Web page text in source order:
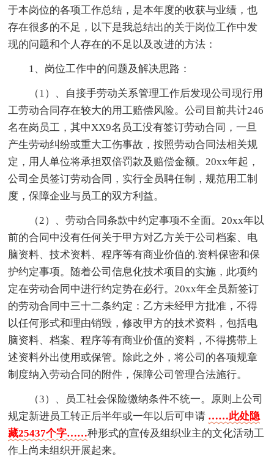
于本岗位的各项工作总结，是本年度的收获与业绩，也
存在很多的不足，以下是我总结出的关于岗位工作中发
现的问题和个人存在的不足以及改进的方法：
1、岗位工作中的问题及解决思路：
（1）、自接手劳动关系管理工作后发现公司现行用
工劳动合同存在较大的用工赔偿风险。公司目前共计246
名在岗员工，其中XX9名员工没有签订劳动合同，一旦
产生劳动纠纷或重大工伤事故，按照劳动合同法相关规
定，用人单位将承担双倍罚款及赔偿金额。20xx年起，
公司全员签订劳动合同，实行全员聘任制，规范用工制
度，保障企业与员工的双方利益。
（2）、劳动合同条款中约定事项不全面。20xx年以
前的合同中没有任何关于甲方对乙方关于公司档案、电
脑资料、技术资料、程序等有商业价值的.资料保密和保
护约定事项。随着公司信息化技术项目的实施，此项约
定在劳动合同中进行约定势在必行。20xx年全员新签订
的劳动合同中三十二条约定：乙方未经甲方批准，不得
以任何形式和理由销毁，修改甲方的技术资料，包括电
脑资料、档案、程序等有商业价值的资料，不得携带上
述资料外出使用或保管。除此之外，将公司的各项规章
制度纳入劳动合同的附件，保障公司管理合法施行。
（3）、员工社会保险缴纳条件不统一。原则上公司
规定新进员工转正后半年或一年以后可申请 ……此处隐
藏25437个字……种形式的宣传及组织业主的文化活动工
作上尚未组织开展起来。